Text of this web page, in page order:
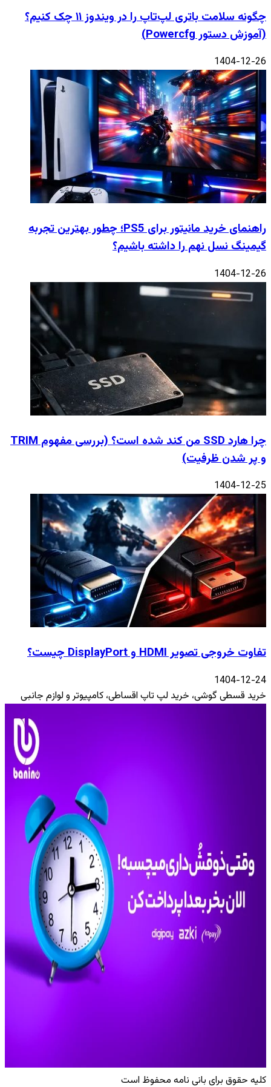
چگونه سلامت باتری لپ‌تاپ را در ویندوز ۱۱ چک کنیم؟
(آموزش دستور Powercfg)
1404-12-26
راهنمای خرید مانیتور برای PS5؛ چطور بهترین تجربه
گیمینگ نسل نهم را داشته باشیم؟
1404-12-26
چرا هارد SSD من کند شده است؟ (بررسی مفهوم TRIM
و پر شدن ظرفیت)
1404-12-25
تفاوت خروجی تصویر HDMI و DisplayPort چیست؟
1404-12-24
خرید قسطی گوشی، خرید لپ تاپ اقساطی، کامپیوتر و لوازم جانبی
کلیه حقوق برای بانی نامه محفوظ است